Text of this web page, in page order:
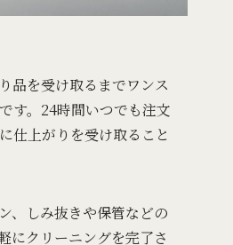
品を受け取るまでワンス
す。24時間いつでも注文
仕上がりを受け取ること
、しみ抜きや保管などの
にクリーニングを完了さ